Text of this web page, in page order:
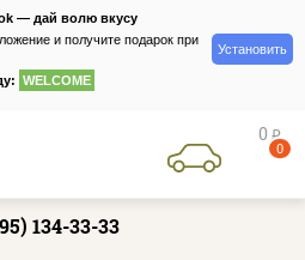
— дай волю вкусу
и получите подарок при
WELCOME
Установить
0 руб
0
134-33-33